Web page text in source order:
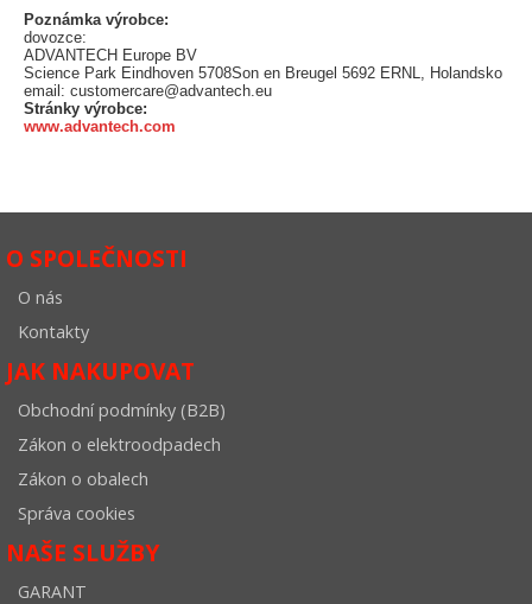
Poznámka výrobce:
dovozce:
ADVANTECH Europe BV
Science Park Eindhoven 5708Son en Breugel 5692 ERNL, Holandsko
email: customercare@advantech.eu
Stránky výrobce:
www.advantech.com
O SPOLEČNOSTI
O nás
Kontakty
JAK NAKUPOVAT
Obchodní podmínky (B2B)
Zákon o elektroodpadech
Zákon o obalech
Správa cookies
NAŠE SLUŽBY
GARANT